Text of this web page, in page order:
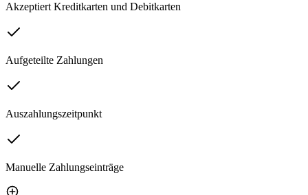
Akzeptiert Kreditkarten und Debitkarten
Aufgeteilte Zahlungen
Auszahlungszeitpunkt
Manuelle Zahlungseinträge